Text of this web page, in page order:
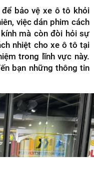
bảo vệ xe ô tô khỏi
việc dán phim cách
mà còn đòi hỏi sự
nhiệt cho xe ô tô tại
trong lĩnh vực này.
bạn những thông tin